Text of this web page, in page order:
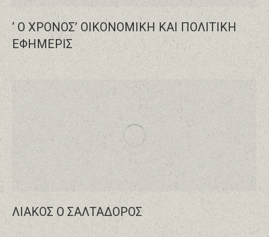
‘ Ο ΧΡΟΝΟΣ’ ΟΙΚΟΝΟΜΙΚΗ ΚΑΙ ΠΟΛΙΤΙΚΗ
ΕΦΗΜΕΡΙΣ
ΛΙΑΚΟΣ Ο ΣΑΛΤΑΔΟΡΟΣ